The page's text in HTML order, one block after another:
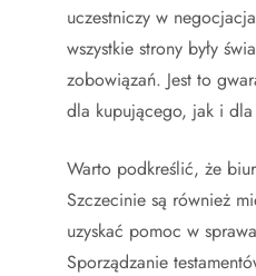
uczestniczy w
wszystkie strony były
zobowiązań. Jest to
dla kupującego, jak i
Warto podkreślić, że
Szczecinie są również
uzyskać pomoc w
Sporządzanie